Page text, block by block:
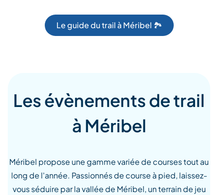
Le guide du trail à Méribel 🏞️
Les évènements de trail
à Méribel
Méribel propose une gamme variée de courses tout au
long de l'année. Passionnés de course à pied, laissez-
vous séduire par la vallée de Méribel, un terrain de jeu